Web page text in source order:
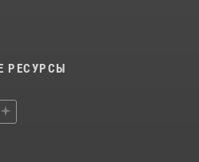
РЕСУРСЫ